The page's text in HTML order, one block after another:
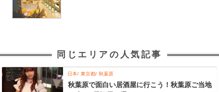
同じエリアの人気記事
日本 東京都 秋葉原
秋葉原で面白い居酒屋に行こう！秋葉原ご当地